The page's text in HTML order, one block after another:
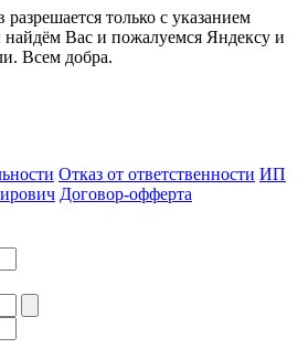
только с указанием
Вас и пожалуемся Яндексу и
Всем добра.
Отказ от ответственности ИП
Договор-офферта